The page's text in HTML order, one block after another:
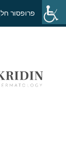
פרופסור